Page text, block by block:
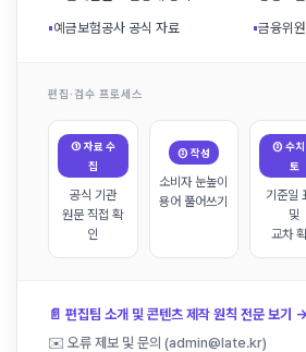
▪예금보험공사 공식 자료 ▪금융위
편집·검수 프로세스
① 자료 수
집
공식 기관
원문 직접 확
인
② 작성
소비자 눈높이
용어 풀어쓰기
③ 수치
토
기준일
및
교차
📄 편집팀 소개 및 콘텐츠 제작 원칙 전문 보기 →
✉️ 오류 제보 및 문의 (admin@late.kr)